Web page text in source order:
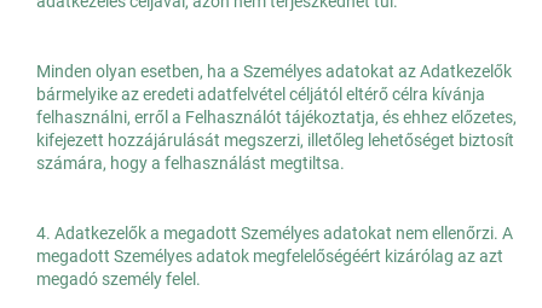
Minden olyan esetben, ha a Személyes adatokat az Adatkezelők
bármelyike az eredeti adatfelvétel céljától eltérő célra kívánja
felhasználni, erről a Felhasználót tájékoztatja, és ehhez előzetes,
kifejezett hozzájárulását megszerzi, illetőleg lehetőséget biztosít
számára, hogy a felhasználást megtiltsa.
4. Adatkezelők a megadott Személyes adatokat nem ellenőrzi. A
megadott Személyes adatok megfelelőségéért kizárólag az azt
megadó személy felel.